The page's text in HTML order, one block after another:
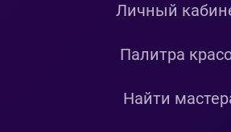
Личный
Палитра
Найти